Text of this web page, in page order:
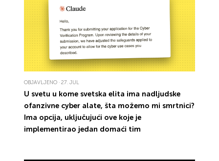
OBJAVLJENO · 27. JUL
U svetu u kome svetska elita ima nadljudske
ofanzivne cyber alate, šta možemo mi smrtnici?
Ima opcija, uključujući ove koje je
implementirao jedan domaći tim